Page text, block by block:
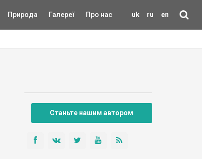
uk ru en
Природа Галереї Про нас
Станьте нашим автором